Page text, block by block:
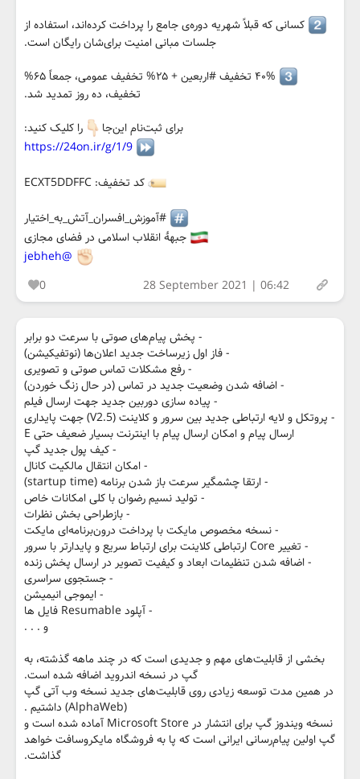
کسانی که قبلاً شهریه دوره‌ی جامع را پرداخت کرده‌اند، استفاده از
جلسات مبانی امنیت برای‌شان رایگان است.
۴۰% تخفیف #اربعین + ۲۵% تخفیف عمومی، جمعاً ۶۵%
تخفیف، ده روز تمدید شد.
برای ثبت‌نام این‌جا
را کلیک کنید:
https://24on.ir/g/1/9
کد تخفیف: ECXT5DDFFC
#آموزش_افسران_آتش_به_اختیار
جبههٔ انقلاب اسلامی در فضای مجازی
@jebheh
0
28 September 2021 | 06:42
‏- پخش پیام‌های صوتی با سرعت دو برابر
- فاز اول زیرساخت جدید اعلان‌ها (نوتفیکیشن)
- رفع مشکلات تماس صوتی و تصویری
- اضافه شدن وضعیت جدید در تماس (در حال زنگ خوردن)
- پیاده سازی دوربین جدید جهت ارسال فیلم
- پروتکل و لایه ارتباطی جدید بین سرور و کلاینت (V2.5) جهت پایداری
ارسال پیام و امکان ارسال پیام با اینترنت بسیار ضعیف حتی E
- کیف پول جدید گپ
- امکان انتقال مالکیت کانال
- ارتقا چشمگیر سرعت باز شدن برنامه (startup time)
- تولید نسیم رضوان با کلی امکانات خاص
- بازطراحی بخش نظرات
- نسخه مخصوص مایکت با پرداخت درون‌برنامه‌ای مایکت
- تغییر Core ارتباطی کلاینت برای ارتباط سریع و پایدارتر با سرور
- اضافه شدن تنظیمات ابعاد و کیفیت تصویر در ارسال پخش زنده
- جستجوی سراسری
- ایموجی انیمیشن‌
- آپلود Resumable فایل ها
و . . .
بخشی از قابلیت‌های مهم و جدیدی است که در چند ماهه گذشته، به
گپ در نسخه اندروید اضافه شده‌ است.
در همین مدت توسعه زیادی روی قابلیت‌های جدید نسخه وب آتی گپ
(AlphaWeb) داشتیم .
نسخه ویندوز گپ برای انتشار در Microsoft Store آماده شده است و
گپ اولین پیام‌رسانی ایرانی است که پا به فروشگاه مایکروسافت خواهد
گذاشت.